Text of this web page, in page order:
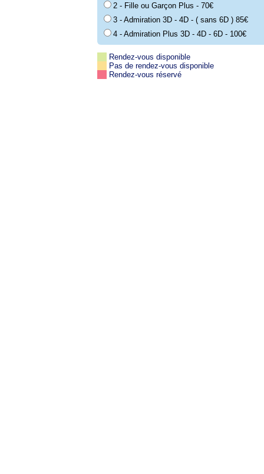
2 - Fille ou Garçon Plus - 70€
3 - Admiration 3D - 4D - ( sans 6D ) 85€
4 - Admiration Plus 3D - 4D - 6D - 100€
Rendez-vous disponible
Pas de rendez-vous disponible
Rendez-vous réservé